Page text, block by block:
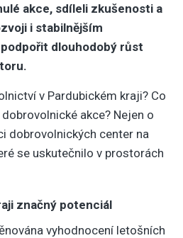
akce, sdíleli zkušenosti a
i stabilnějším
dlouhodobý růst
v Pardubickém kraji? Co
akce? Nejen o
dobrovolnických center na
se uskutečnilo v prostorách
značný potenciál
vyhodnocení letošních